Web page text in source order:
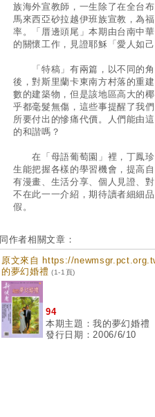
族海外宣教師，一生除了在全台
馬來西亞砂拉越伊班族宣教，為
率。「厝邊頭尾」本期由台南中
的關懷工作，見證耶穌「愛人如
「特稿」有兩篇，以不同的角
後，對斯里蘭卡東南方村落的重
數的建築物，但是該地區高大的
乎都毫髮無傷，這些事提醒了我
所要付出的慘痛代價。人們能由
的和諧嗎？
在「母語葡萄園」裡，丁鳳珍
生能把握各樣的學習機會，提高
有漫畫、生活分享、個人見證、
不在此一一介紹，期待讀者細細
假。
同作者相關文章：
原文來自 https://
的夢幻婚禮 (1-1頁)
94
本期主題：我的夢幻婚禮
發行日期：2006/6/10